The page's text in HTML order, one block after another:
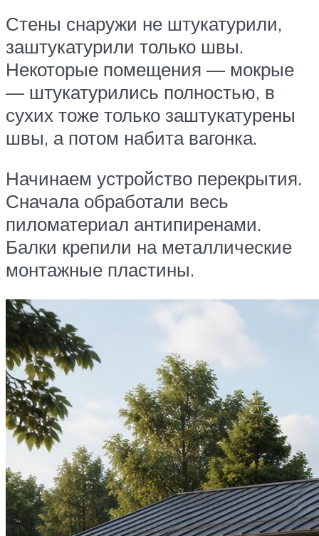
Стены снаружи не штукатурили,
заштукатурили только швы.
Некоторые помещения — мокрые
— штукатурились полностью, в
сухих тоже только заштукатурены
швы, а потом набита вагонка.
Начинаем устройство перекрытия.
Сначала обработали весь
пиломатериал антипиренами.
Балки крепили на металлические
монтажные пластины.